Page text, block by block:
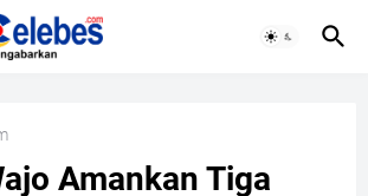
Amankan Tiga